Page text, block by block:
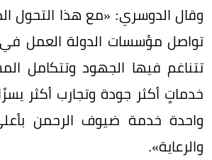
وقال الدوسري: «مع هذا التحول
تواصل مؤسسات الدولة العمل
تتناغم فيها الجهود وتتكامل
خدماتٍ أكثر جودة وتجارب أكثر
واحدة خدمة ضيوف الرحمن
والرعاية».